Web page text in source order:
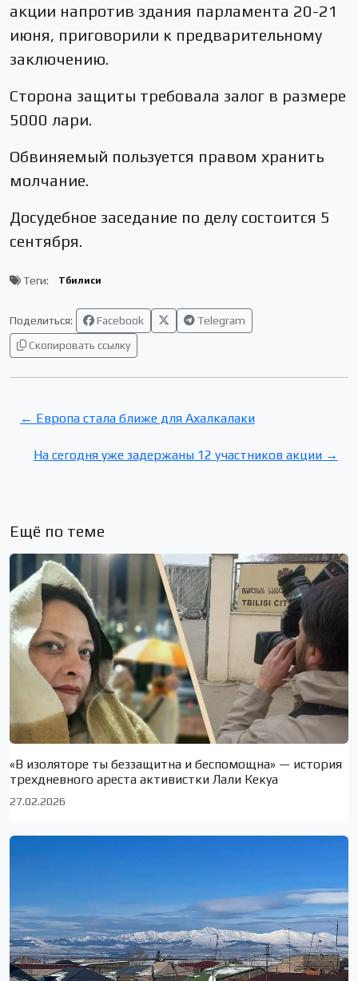
акции напротив здания парламента 20-21
июня, приговорили к предварительному
заключению.
Сторона защиты требовала залог в размере
5000 лари.
Обвиняемый пользуется правом хранить
молчание.
Досудебное заседание по делу состоится 5
сентября.
Теги: Тбилиси
Поделиться: Facebook
Telegram
Скопировать ссылку
← Европа стала ближе для Ахалкалаки
На сегодня уже задержаны 12 участников акции →
Ещё по теме
«В изоляторе ты беззащитна и беспомощна» — история
трехдневного ареста активистки Лали Кекуа
27.02.2026